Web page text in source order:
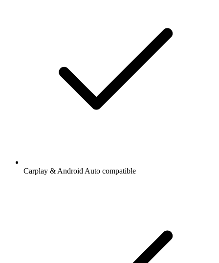
Carplay & Android Auto compatible